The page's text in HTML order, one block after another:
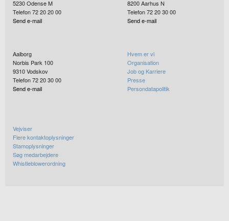
5230Odense M
Telefon 72 20 20 00
Send e-mail
8200Aarhus N
Telefon 72 20 30 00
Send e-mail
Aalborg
Norbis Park 100
9310Vodskov
Telefon 72 20 30 00
Send e-mail
Hvem er vi
Organisation
Job og Karriere
Presse
Persondatapolitik
Vejviser
Flere kontaktoplysninger
Stamoplysninger
Søg medarbejdere
Whistleblowerordning